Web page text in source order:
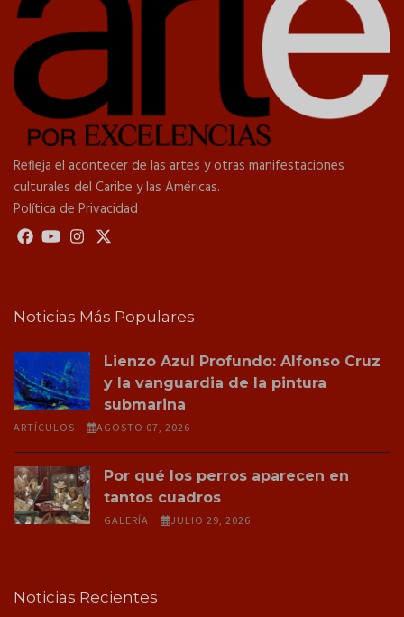
Refleja el acontecer de las artes y otras manifestaciones
culturales del Caribe y las Américas.
Política de Privacidad
Noticias Más Populares
Lienzo Azul Profundo: Alfonso Cruz
y la vanguardia de la pintura
submarina
ARTÍCULOS AGOSTO 07, 2026
Por qué los perros aparecen en
tantos cuadros
GALERÍA JULIO 29, 2026
Noticias Recientes